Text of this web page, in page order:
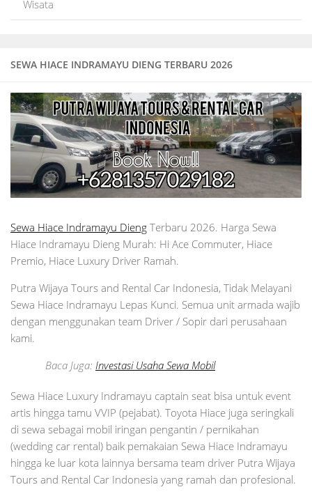
SEWA HIACE INDRAMAYU DIENG TERBARU 2026
Sewa Hiace Indramayu Dieng Terbaru 2026. Harga Sewa
Hiace Indramayu Dieng Murah: Hi Ace Commuter, Hiace
Premio, Hiace Luxury Driver Ramah.
Putra Wijaya Tours and Rental Car Indonesia, Tidak Melayani
Sewa Hiace Indramayu Lepas Kunci. Semua unit armada wajib
dengan menggunakan team Driver / Sopir dari perusahaan
kami.
Baca Juga: Investasi Usaha Sewa Mobil
Sewa Hiace Luxury Indramayu captain seat bisa untuk event
artis hingga tamu VVIP (pejabat). Toyota Hiace juga seringkali
di sewa sebagai mobil iringan pengantin / pernikahan
(wedding car rental) baik pemakaian Sewa Hiace Indramayu
hingga ke luar kota lainnya bersama team driver Putra Wijaya
Tours and Rental Car Indonesia yang ramah dan profesional.
Wisata